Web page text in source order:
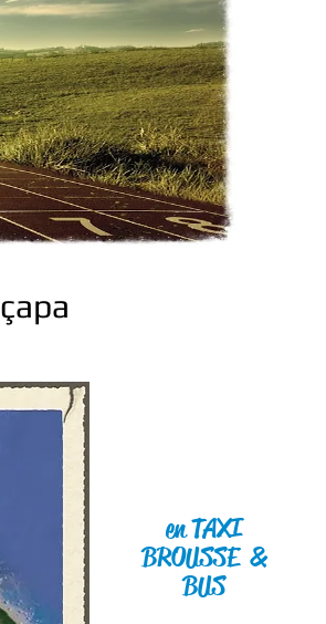
en TAXI
BROUSSE &
BUS